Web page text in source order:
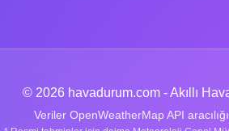
© 2026 havadurum.com - Akıllı
Veriler OpenWeatherMap API